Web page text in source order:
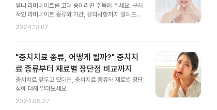
앞니 라미네이트를 고려 중이라면 주목해 주세요. 구체
적인 라미네이트 종류와 기간, 유의사항까지 알려드릴
게요.
2024.10.07
"충치치료 종류, 어떻게 될까?" 충치치
료 종류부터 재료별 장단점 비교까지
충치치료 앞두고 있다면, 충치치료 종류와 재료별 장단
점에 대해 알아보세요.
2024.05.27